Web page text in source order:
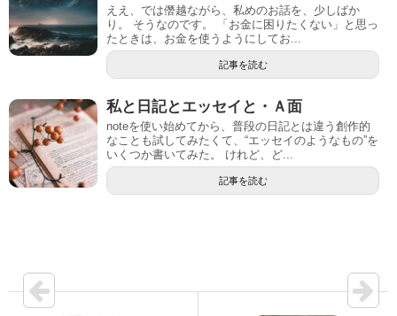
ええ、では僭越ながら、私めのお話を、少しばか
り。 そうなのです。 「お金に困りたくない」と思っ
たときは、お金を使うようにしてお...
記事を読む
私と日記とエッセイと・Ａ面
noteを使い始めてから、普段の日記とは違う創作的
なことも試してみたくて、“エッセイのようなもの”を
いくつか書いてみた。 けれど、ど...
記事を読む